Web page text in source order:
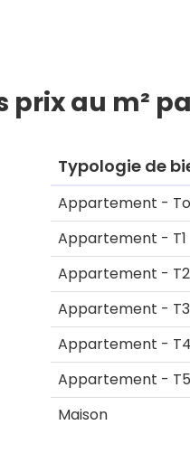
prix au m²
Typologie de
Appartement -
Appartement - T1
Appartement - T2
Appartement - T3
Appartement - T4
Appartement - T5
Maison